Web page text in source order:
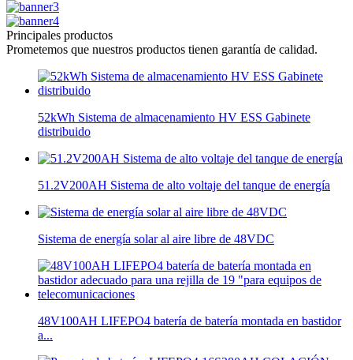
Principales productos
Prometemos que nuestros productos tienen garantía de calidad.
52kWh Sistema de almacenamiento HV ESS Gabinete
distribuido
51.2V200AH Sistema de alto voltaje del tanque de energía
Sistema de energía solar al aire libre de 48VDC
48V100AH LIFEPO4 batería de batería montada en bastidor
a...